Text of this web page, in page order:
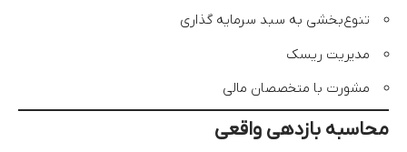
تنوع‌بخشی به سبد سرمایه گذاری
مدیریت ریسک
مشورت با متخصصان مالی
محاسبه بازدهی واقعی